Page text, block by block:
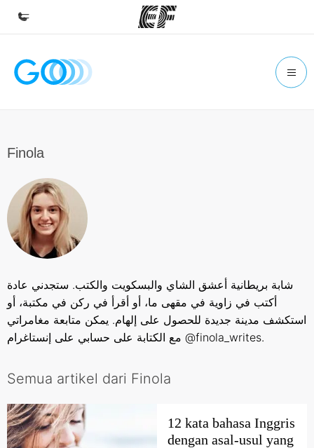
Beranda
Kantor terdekat
Tentang kami
Cerita kami
Bergabung dengan tim kami
Finola
شابة بريطانية أعشق الشاي والبسكويت والكتب. ستجدني عادة
أكتب في زاوية في مقهى ما، أو أقرأ في ركن في مكتبة، أو
استكشف مدينة جديدة للحصول على إلهام. يمكن متابعة مغامراتي
مع الكتابة على حسابي على إنستاغرام @finola_writes.
Semua artikel dari Finola
12 kata bahasa Inggris
dengan asal-usul yang